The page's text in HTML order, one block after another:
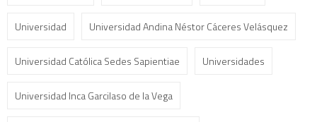
Universidad Universidad Andina Néstor Cáceres Velásquez
Universidad Católica Sedes Sapientiae Universidades
Universidad Inca Garcilaso de la Vega